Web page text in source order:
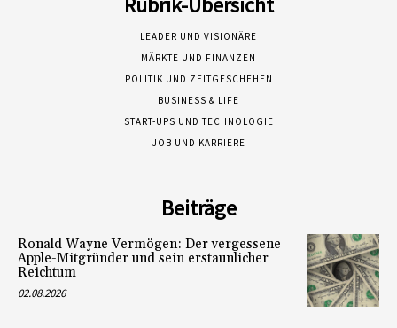
LEADER UND VISIONÄRE
MÄRKTE UND FINANZEN
POLITIK UND ZEITGESCHEHEN
BUSINESS & LIFE
START-UPS UND TECHNOLOGIE
JOB UND KARRIERE
Beiträge
Ronald Wayne Vermögen: Der vergessene
Apple-Mitgründer und sein erstaunlicher
Reichtum
02.08.2026